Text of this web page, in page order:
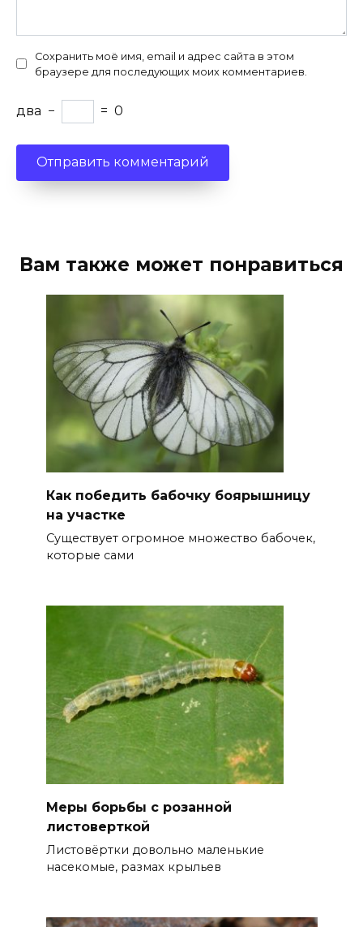
Сохранить моё имя, email и адрес сайта в этом
браузере для последующих моих комментариев.
два − = 0
Вам также может понравиться
Как победить бабочку боярышницу
на участке
Существует огромное множество бабочек,
которые сами
Меры борьбы с розанной
листоверткой
Листовёртки довольно маленькие
насекомые, размах крыльев